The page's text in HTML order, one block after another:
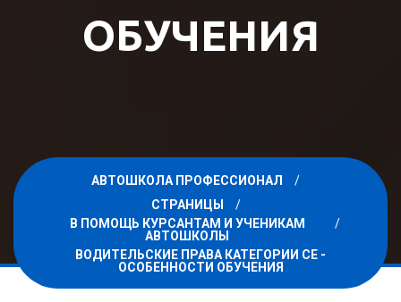
ОБУЧЕНИЯ
АВТОШКОЛА ПРОФЕССИОНАЛ
СТРАНИЦЫ
В ПОМОЩЬ КУРСАНТАМ И УЧЕНИКАМ
АВТОШКОЛЫ
ВОДИТЕЛЬСКИЕ ПРАВА КАТЕГОРИИ CE -
ОСОБЕННОСТИ ОБУЧЕНИЯ